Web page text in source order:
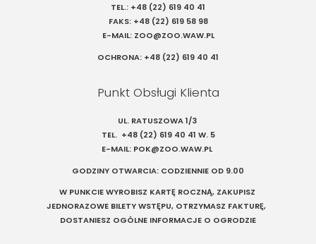
TEL.: +48 (22) 619 40 41
FAKS: +48 (22) 619 58 98
E-MAIL: ZOO@ZOO.WAW.PL
OCHRONA: +48 (22) 619 40 41
Punkt Obsługi Klienta
UL. RATUSZOWA 1/3
TEL. +48 (22) 619 40 41 W. 5
E-MAIL: POK@ZOO.WAW.PL
GODZINY OTWARCIA: CODZIENNIE OD 9.00
W PUNKCIE WYROBISZ KARTĘ ROCZNĄ, ZAKUPISZ
JEDNORAZOWE BILETY WSTĘPU, OTRZYMASZ FAKTURĘ,
DOSTANIESZ OGÓLNE INFORMACJE O OGRODZIE